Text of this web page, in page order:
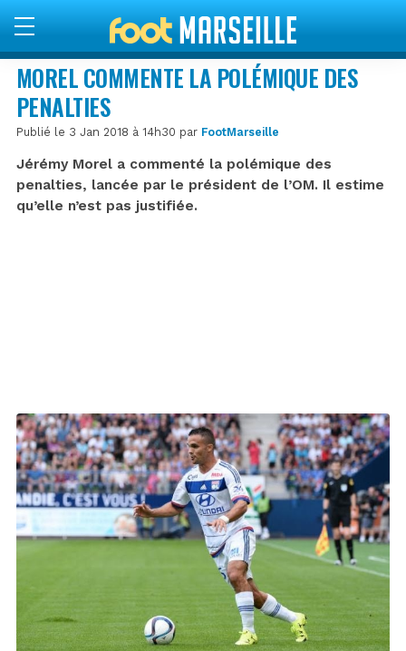
MOREL COMMENTE LA POLÉMIQUE DES
PENALTIES
Publié le 3 Jan 2018 à 14h30 par FootMarseille
Jérémy Morel a commenté la polémique des
penalties, lancée par le président de l’OM. Il estime
qu’elle n’est pas justifiée.